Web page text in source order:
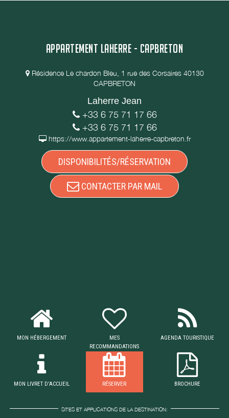
APPARTEMENT LAHERRE - CAPBRETON
Résidence Le chardon Bleu, 1 rue des Corsaires 40130
CAPBRETON
Laherre Jean
+33 6 75 71 17 66
+33 6 75 71 17 66
https://www.appartement-laherre-capbreton.fr
DISPONIBILITÉS/RÉSERVATION
CONTACTER PAR MAIL
MON HÉBERGEMENT
MES
RECOMMANDATIONS
AGENDA TOURISTIQUE
MON LIVRET D'ACCUEIL RÉSERVER BROCHURE
SITES ET APPLICATIONS DE LA DESTINATION: